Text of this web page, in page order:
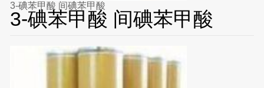
3-碘苯甲酸 间碘苯甲酸
3-碘苯甲酸 间碘苯甲酸